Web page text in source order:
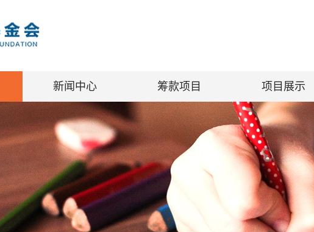
新闻中心 筹款项目 项目展示